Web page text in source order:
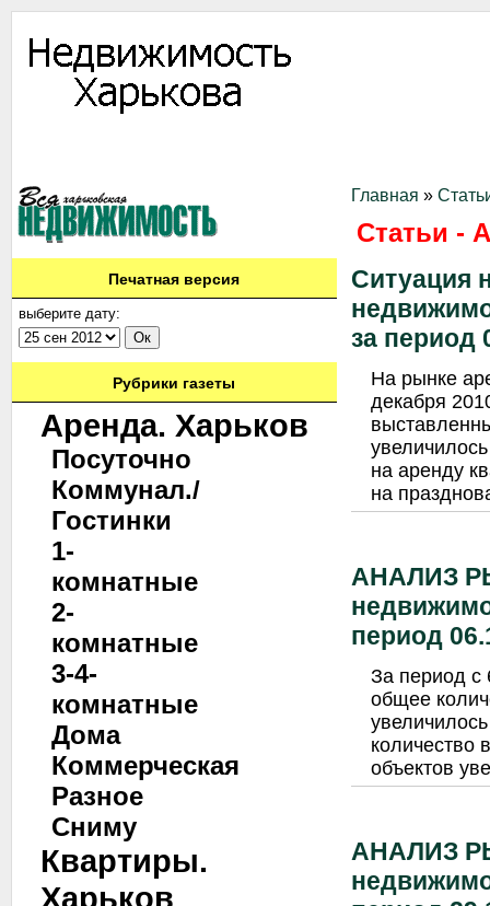
Печатная версия
выберите дату:
Рубрики газеты
Аренда. Харьков
Посуточно
Коммунал./
Гостинки
1-
комнатные
2-
комнатные
3-4-
комнатные
Дома
Коммерческая
Разное
Сниму
Квартиры.
Харьков
Главная »
Статьи -
Ситуация
за период
На рынке
декабря
на аренду
на
АНАЛИЗ
период
За период с
общее
количество
объектов
АНАЛИЗ